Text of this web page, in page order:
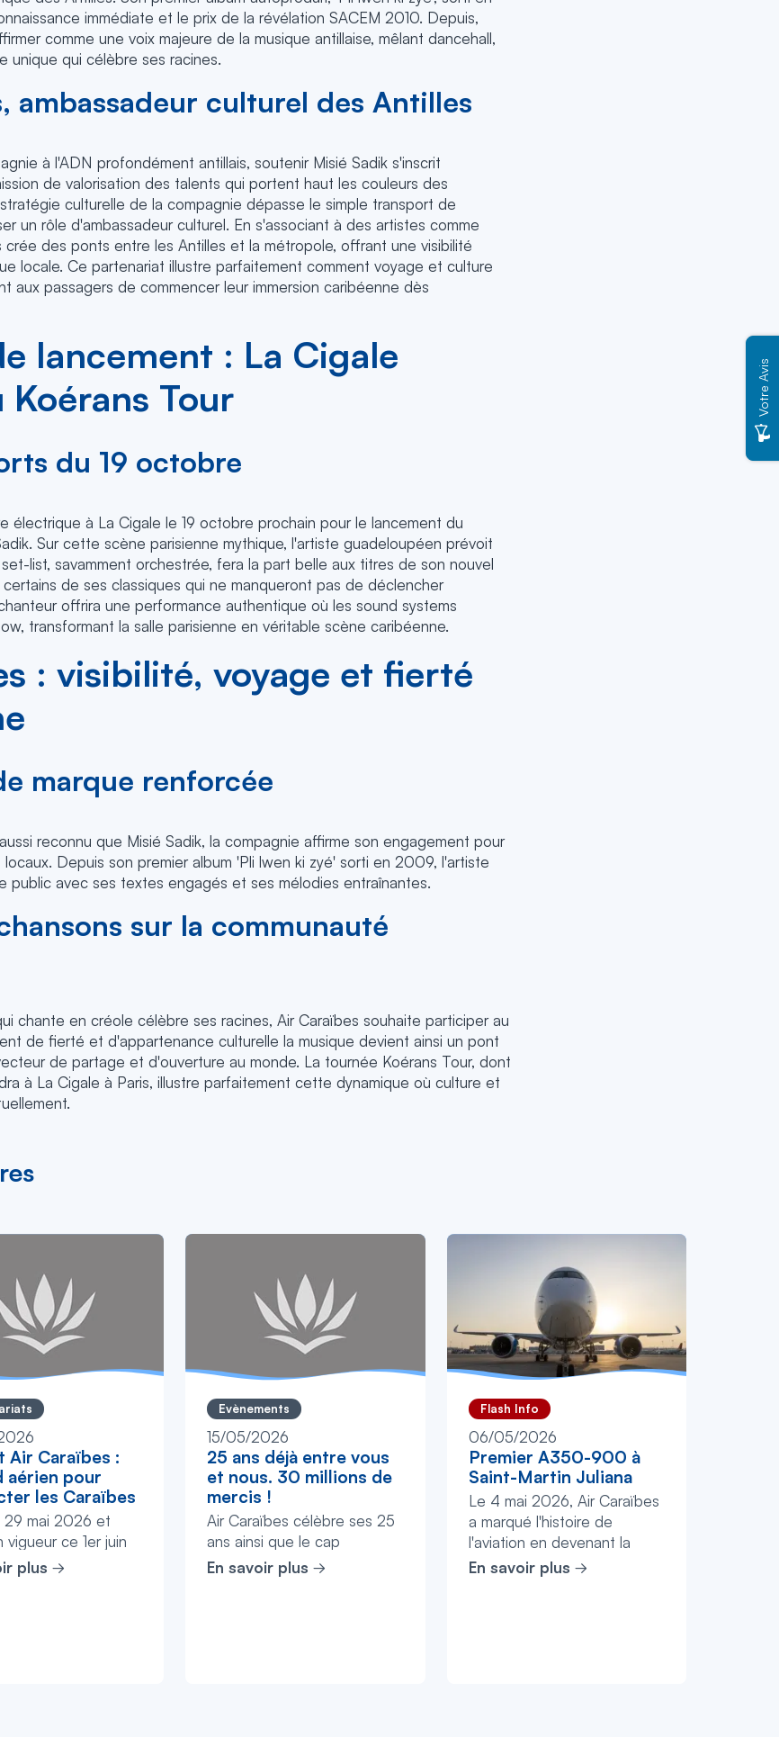
immédiate et le prix de la révélation SACEM 2010. Depuis,
comme une voix majeure de la musique antillaise, mêlant dancehall,
unique qui célèbre ses racines.
ambassadeur culturel des Antilles
à l'ADN profondément antillais, soutenir Misié Sadik s'inscrit
de valorisation des talents qui portent haut les couleurs des
culturelle de la compagnie dépasse le simple transport de
un rôle d'ambassadeur culturel. En s'associant à des artistes comme
crée des ponts entre les Antilles et la métropole, offrant une visibilité
locale. Ce partenariat illustre parfaitement comment voyage et culture
aux passagers de commencer leur immersion caribéenne dès
lancement : La Cigale
Tour
du 19 octobre
électrique à La Cigale le 19 octobre prochain pour le lancement du
Sur cette scène parisienne mythique, l'artiste guadeloupéen prévoit
list, savamment orchestrée, fera la part belle aux titres de son nouvel
de ses classiques qui ne manqueront pas de déclencher
offrira une performance authentique où les sound systems
transformant la salle parisienne en véritable scène caribéenne.
: visibilité, voyage et fierté
marque renforcée
reconnu que Misié Sadik, la compagnie affirme son engagement pour
Depuis son premier album 'Pli lwen ki zyé' sorti en 2009, l'artiste
public avec ses textes engagés et ses mélodies entraînantes.
sur la communauté
chante en créole célèbre ses racines, Air Caraïbes souhaite participer au
de fierté et d'appartenance culturelle la musique devient ainsi un pont
de partage et d'ouverture au monde. La tournée Koérans Tour, dont
à La Cigale à Paris, illustre parfaitement cette dynamique où culture et
Air Caraïbes :
aérien pour
les Caraïbes
29 mai 2026 et
vigueur ce 1er juin
interligne
entre Air Caraïbes
plus
Evènements
15/05/2026
25 ans déjà entre vous
et nous. 30 millions de
mercis !
Air Caraïbes célèbre ses 25
ans ainsi que le cap
symbolique des 30 millions
de passagers transportés. À
En savoir plus
Flash Info
06/05/2026
Premier A350-900 à
Saint-Martin Juliana
Le 4 mai 2026, Air Caraïbes
a marqué l'histoire de
l'aviation en devenant la
première compagnie à poser
En savoir plus
Votre Avis